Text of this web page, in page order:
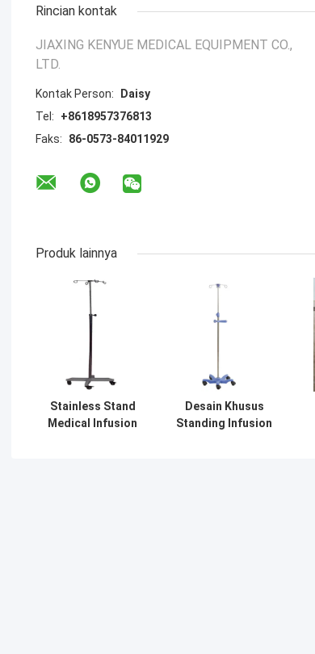
Rincian kontak
JIAXING KENYUE MEDICAL EQUIPMENT CO.,
LTD.
Kontak Person:
Daisy
Tel:
+8618957376813
Faks:
86-0573-84011929
Produk lainnya
Stainless Stand
Medical Infusion
Desain Khusus
Standing Infusion